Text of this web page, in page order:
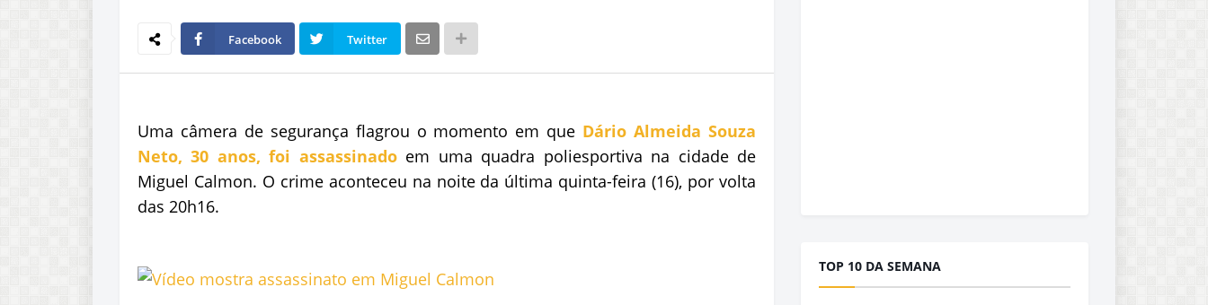
Facebook Twitter
Uma câmera de segurança flagrou o momento em que Dário Almeida Souza
Neto, 30 anos, foi assassinadoem uma quadra poliesportiva na cidade de
Miguel Calmon. O crime aconteceu na noite da última quinta-feira (16), por volta
das 20h16.
TOP 10 DA SEMANA